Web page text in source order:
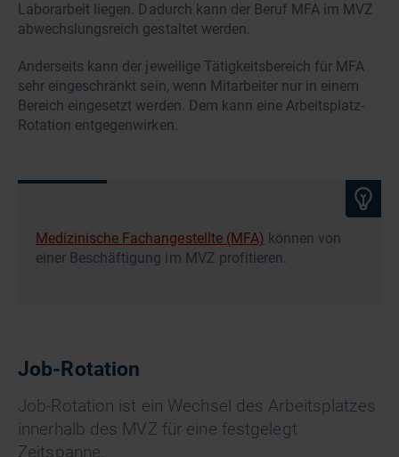
Laborarbeit liegen. Dadurch kann der Beruf MFA im MVZ
abwechslungsreich gestaltet werden.
Anderseits kann der jeweilige Tätigkeitsbereich für MFA
sehr eingeschränkt sein, wenn Mitarbeiter nur in einem
Bereich eingesetzt werden. Dem kann eine Arbeitsplatz-
Rotation entgegenwirken.
Medizinische Fachangestellte (MFA) können von
einer Beschäftigung im MVZ profitieren.
Job-Rotation
Job-Rotation ist ein Wechsel des Arbeitsplatzes
innerhalb des MVZ für eine festgelegt
Zeitspanne.